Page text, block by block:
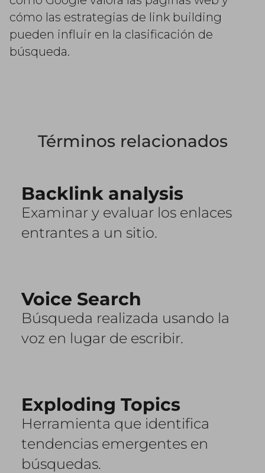
cómo las estrategias de link building
pueden influir en la clasificación de
búsqueda.
Términos relacionados
Backlink analysis
Examinar y evaluar los enlaces
entrantes a un sitio.
Voice Search
Búsqueda realizada usando la
voz en lugar de escribir.
Exploding Topics
Herramienta que identifica
tendencias emergentes en
búsquedas.